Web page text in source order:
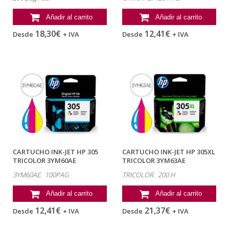
Añadir al carrito
Desde 18,30€ + IVA
Añadir al carrito
Desde 12,41€ + IVA
CARTUCHO INK-JET HP 305
TRICOLOR 3YM60AE
3YM60AE. 100PAG
Añadir al carrito
Desde 12,41€ + IVA
CARTUCHO INK-JET HP 305XL
TRICOLOR 3YM63AE
TRICOLOR. 200 H
Añadir al carrito
Desde 21,37€ + IVA